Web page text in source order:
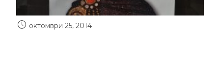
октомври 25, 2014